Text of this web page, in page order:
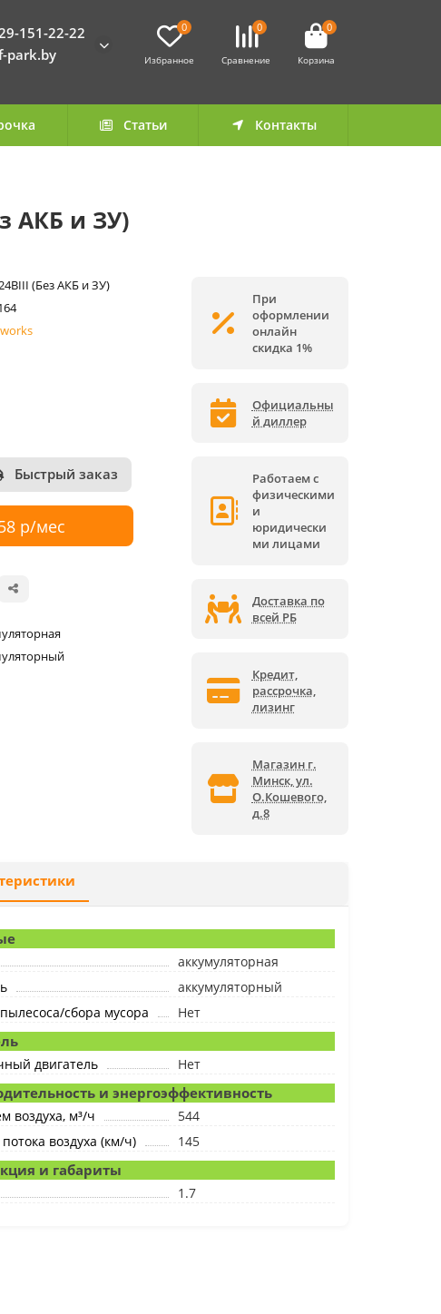
151-22-22
park.by
0
Избранное
0
Сравнение
0
Корзина
Статьи Контакты
АКБ и ЗУ)
(Без АКБ и ЗУ)
Быстрый заказ
р/мес
При
оформлении
онлайн
скидка 1%
Официальны
й диллер
Работаем с
физическими
и
юридически
ми лицами
Доставка по
всей РБ
Кредит,
рассрочка,
лизинг
Магазин г.
Минск, ул.
О.Кошевого,
д.8
аккумуляторная
аккумуляторный
сбора мусора
Нет
двигатель Нет
и энергоэффективность
воздуха, м³/ч
544
воздуха (км/ч)
145
и габариты
1.7